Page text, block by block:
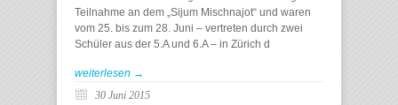
Teilnahme an dem „Sijum Mischnajot“ und waren
vom 25. bis zum 28. Juni – vertreten durch zwei
Schüler aus der 5.A und 6.A – in Zürich d
weiterlesen →
30 Juni 2015